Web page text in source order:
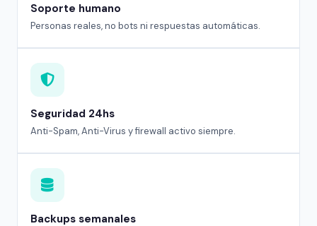
Soporte humano
Personas reales, no bots ni respuestas automáticas.
Seguridad 24hs
Anti-Spam, Anti-Virus y firewall activo siempre.
Backups semanales